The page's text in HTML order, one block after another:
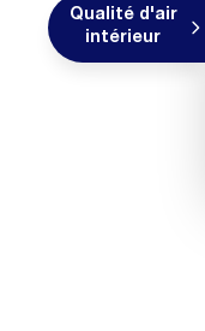
Qualité d'air
intérieur